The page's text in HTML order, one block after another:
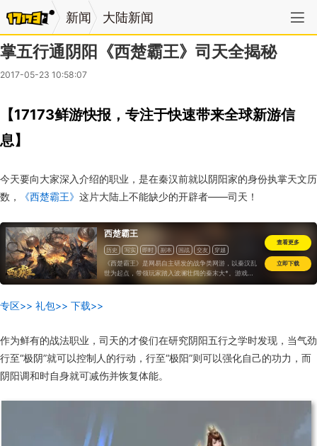
新闻 大陆新闻
掌五行通阴阳《西楚霸王》司天全揭秘
2017-05-23 10:58:07
【17173鲜游快报，专注于快速带来全球新游信
息】
今天要向大家深入介绍的职业，是在秦汉前就以阴阳家的身份执掌天文历
数，
《西楚霸王》 这片大陆上不能缺少的开辟者——司天！
西楚霸王
历史 写实 即时 副本 国战 交友 穿越
《西楚霸王》是网易自主研发的战争类网游，以秦汉乱
世为起点，带领玩家踏入波澜壮阔的秦末大*。游戏以
战争为主要玩法，从单人PK，到家族帮派厮杀，再到
查看更多
立即下载
专区>> 礼包>> 下载>>
作为鲜有的战法职业，司天的才俊们在研究阴阳五行之学时发现，当气劲
行至“极阴”就可以控制人的行动，行至“极阳”则可以强化自己的功力，而
阴阳调和时自身就可减伤并恢复体能。